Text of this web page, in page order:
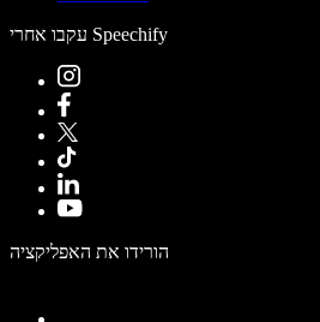
עקבו אחרי Speechify
הורידו את האפליקציה